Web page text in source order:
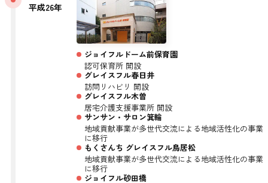
平成26年
ジョイフルドーム前保育園
認可保育所 開設
グレイスフル春日井
訪問リハビリ 開設
グレイスフル木曽
居宅介護支援事業所 開設
サンサン・サロン箕輪
地域貢献事業が多世代交流による地域活性化の事業
に移行
もくさんち グレイスフル鳥居松
地域貢献事業が多世代交流による地域活性化の事業
に移行
ジョイフル砂田橋